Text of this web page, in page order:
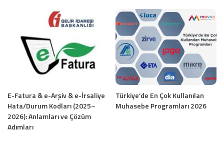
E-Fatura & e-Arşiv & e-İrsaliye
Hata/Durum Kodları (2025–
2026): Anlamları ve Çözüm
Adımları
Türkiye’de En Çok Kullanılan
Muhasebe Programları 2026